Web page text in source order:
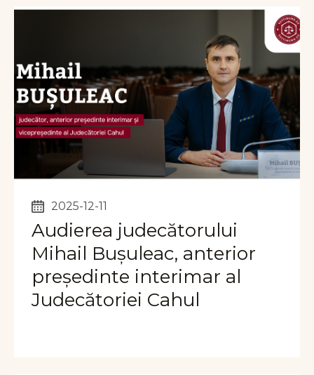
2025-12-11
Audierea judecătorului
Mihail Bușuleac, anterior
președinte interimar al
Judecătoriei Cahul